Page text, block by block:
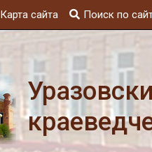
Карта сайта Поиск по